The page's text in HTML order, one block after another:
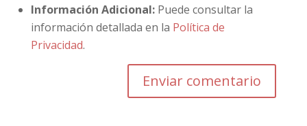
Información Adicional:Puede consultar la
información detallada en la Política de
Privacidad.